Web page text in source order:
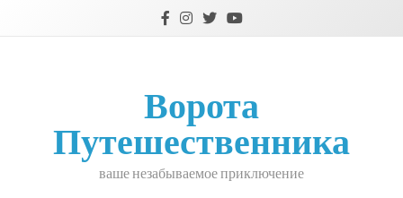
Ворота
Путешественника
ваше незабываемое приключение